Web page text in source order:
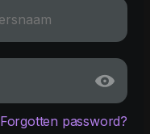
Forgotten password?